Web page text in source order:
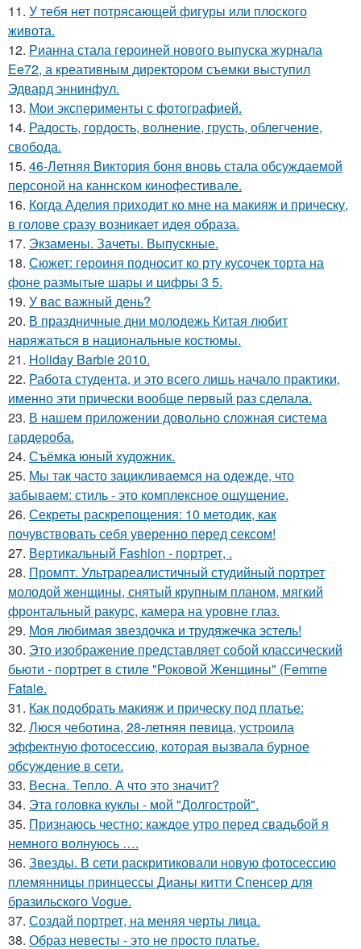
11. У тебя нет потрясающей фигуры или плоского
живота.
12. Рианна стала героиней нового выпуска журнала
Ee72, а креативным директором съемки выступил
Эдвард эннинфул.
13. Мои эксперименты с фотографией.
14. Радость, гордость, волнение, грусть, облегчение,
свобода.
15. 46-Летняя Виктория боня вновь стала обсуждаемой
персоной на каннском кинофестивале.
16. Когда Аделия приходит ко мне на макияж и прическу,
в голове сразу возникает идея образа.
17. Экзамены. Зачеты. Выпускные.
18. Сюжет: героиня подносит ко рту кусочек торта на
фоне размытые шары и цифры 3 5.
19. У вас важный день?
20. В праздничные дни молодежь Китая любит
наряжаться в национальные костюмы.
21. Holiday Barbie 2010.
22. Работа студента, и это всего лишь начало практики,
именно эти прически вообще первый раз сделала.
23. В нашем приложении довольно сложная система
гардероба.
24. Съёмка юный художник.
25. Мы так часто зацикливаемся на одежде, что
забываем: стиль - это комплексное ощущение.
26. Секреты раскрепощения: 10 методик, как
почувствовать себя уверенно перед сексом!
27. Вертикальный Fashion - портрет, .
28. Промпт. Ультрареалистичный студийный портрет
молодой женщины, снятый крупным планом, мягкий
фронтальный ракурс, камера на уровне глаз.
29. Моя любимая звездочка и трудяжечка эстель!
30. Это изображение представляет собой классический
бьюти - портрет в стиле "Роковой Женщины" (Femme
Fatale.
31. Как подобрать макияж и прическу под платье:
32. Люся чеботина, 28-летняя певица, устроила
эффектную фотосессию, которая вызвала бурное
обсуждение в сети.
33. Весна. Тепло. А что это значит?
34. Эта головка куклы - мой "Долгострой".
35. Признаюсь честно: каждое утро перед свадьбой я
немного волнуюсь ….
36. Звезды. В сети раскритиковали новую фотосессию
племянницы принцессы Дианы китти Спенсер для
бразильского Vogue.
37. Создай портрет, на меняя черты лица.
38. Образ невесты - это не просто платье.